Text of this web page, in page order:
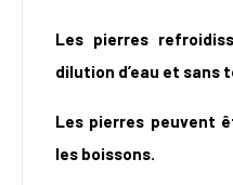
Les pierres
dilution d’eau et sans
Les pierres peuvent
les boissons.